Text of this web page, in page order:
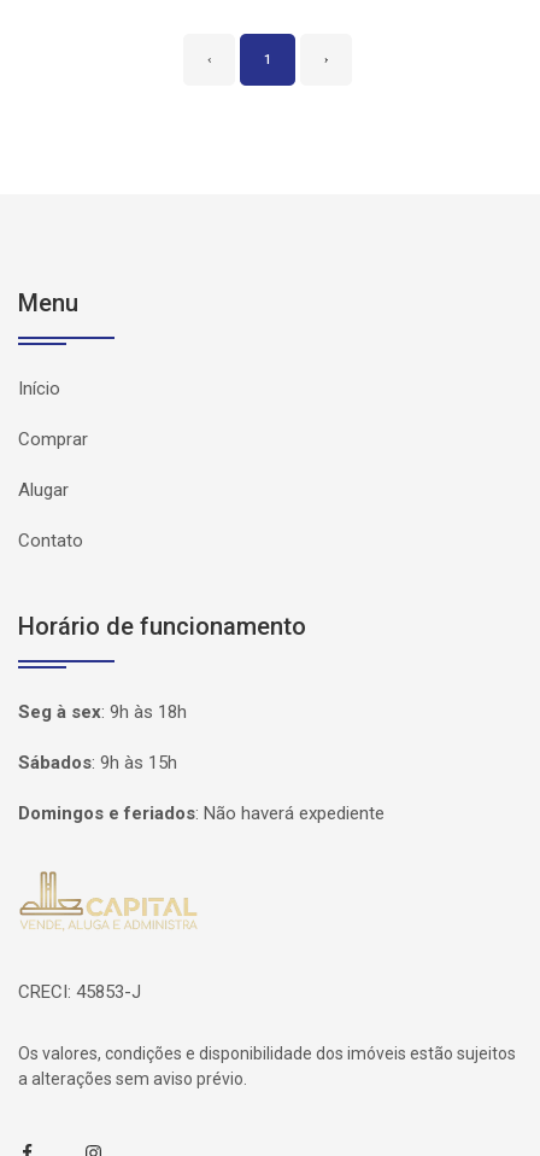
‹ 1 ›
Menu
Início
Comprar
Alugar
Contato
Horário de funcionamento
Seg à sex: 9h às 18h
Sábados: 9h às 15h
Domingos e feriados: Não haverá expediente
Página inicial
CRECI: 45853-J
Os valores, condições e disponibilidade dos imóveis estão sujeitos
a alterações sem aviso prévio.